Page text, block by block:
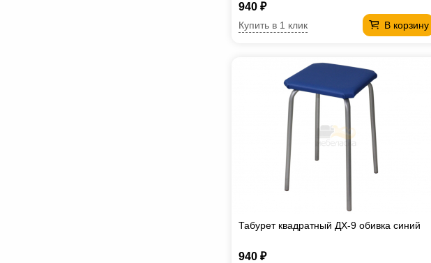
940 ₽
В корзину
Купить в 1 клик
Табурет квадратный ДХ-9 обивка синий
940 ₽